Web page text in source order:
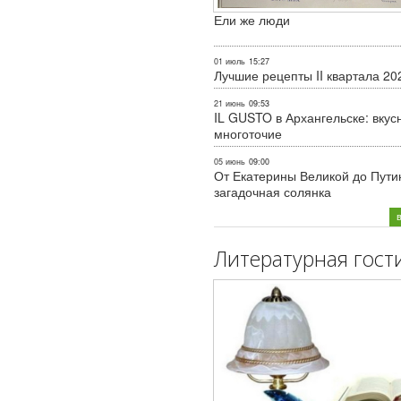
Ели же люди
01 июль 15:27
Лучшие рецепты II квартала
21 июнь 09:53
IL GUSTO в Архангельске:
многоточие
05 июнь 09:00
От Екатерины Великой до
загадочная солянка
Литературная